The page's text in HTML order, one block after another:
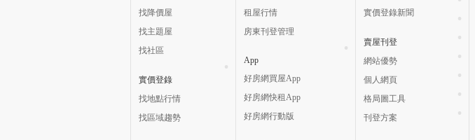
找降價屋
找主題屋
找社區
實價登錄
找地點行情
找區域趨勢
租屋行情
房東刊登管理
App
好房網買屋App
好房網快租App
好房網行動版
實價登錄新聞
賣屋刊登
網站優勢
個人網頁
格局圖工具
刊登方案